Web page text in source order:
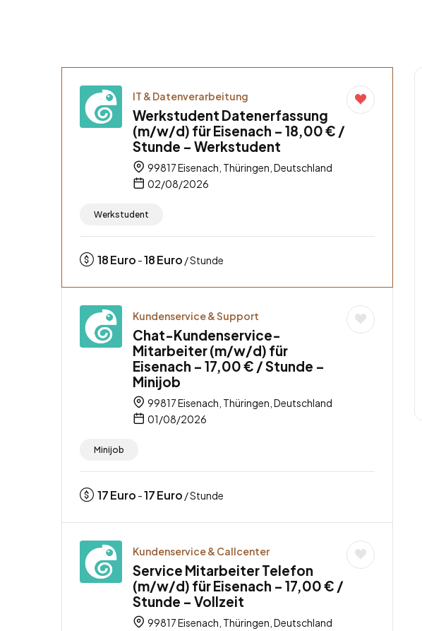
IT & Datenverarbeitung
Werkstudent Datenerfassung
(m/w/d) für Eisenach – 18,00 € /
Stunde – Werkstudent
99817 Eisenach, Thüringen, Deutschland
02/08/2026
Werkstudent
18Euro -18Euro / Stunde
Kundenservice & Support
Chat-Kundenservice-
Mitarbeiter (m/w/d) für
Eisenach – 17,00 € / Stunde –
Minijob
99817 Eisenach, Thüringen, Deutschland
01/08/2026
Minijob
17Euro -17Euro / Stunde
Kundenservice & Callcenter
Service Mitarbeiter Telefon
(m/w/d) für Eisenach – 17,00 € /
Stunde – Vollzeit
99817 Eisenach, Thüringen, Deutschland